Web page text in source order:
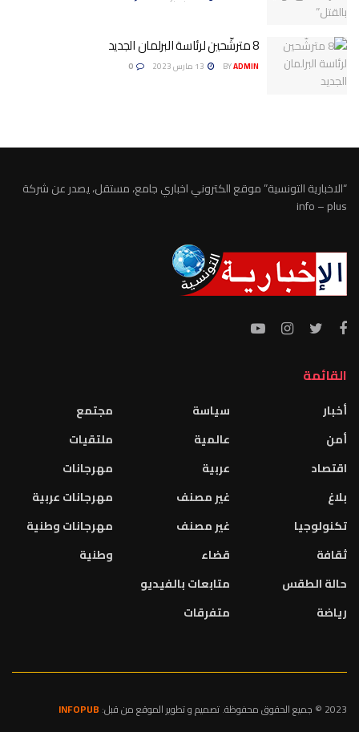
8 مترشّحين لرئاسة البرلمان الجديد
BYADMIN
“الاخبارية التونسية” موقع الكتروني اخباري جامع، مستقل، يصدر عن شركة
info – plus
القائمة
أخبار
أمن
اقتصاد
بلاغ
تكنولوجيا
ثقافة
حالة الطقس
رياضة
سياسة
عالمية
عربية
غير مصنف
غير مصنف
قضاء
متابعات بالفيديو
متفرقات
مجتمع
ملتقيات
مهرجانات
مهرجانات عربية
مهرجانات وطنية
وطنية
2023 © جميع الحقوق محفوظة. تصميم و تطوير الموقع من قبل: INFOPUB